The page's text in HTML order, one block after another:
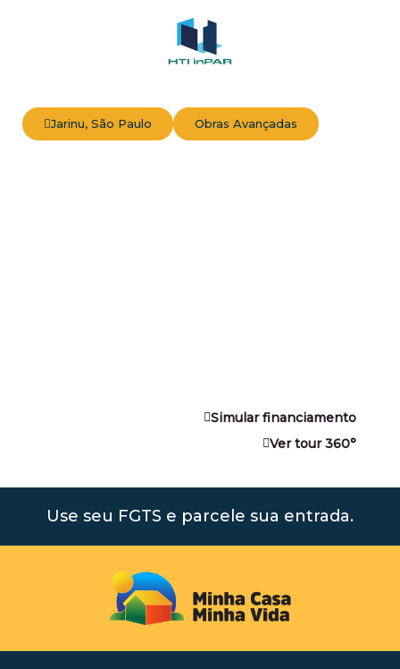
Jarinu, São Paulo Obras Avançadas
Simular financiamento
Ver tour 360°
Use seu FGTS e parcele sua entrada.